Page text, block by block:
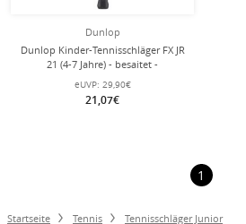
Dunlop
Dunlop Kinder-Tennisschläger FX JR
21 (4-7 Jahre) - besaitet -
eUVP: 29,90€
21,07€
1
Startseite Tennis Tennisschläger Junior